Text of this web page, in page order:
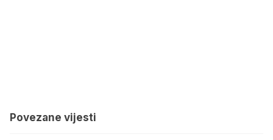
Povezane vijesti